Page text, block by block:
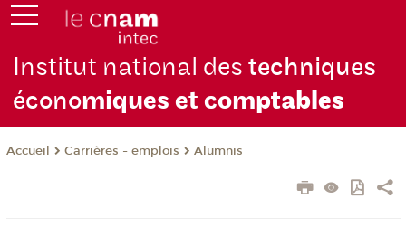
Institut national destechniques
économiques et comptables
Accueil Carrières - emplois Alumnis